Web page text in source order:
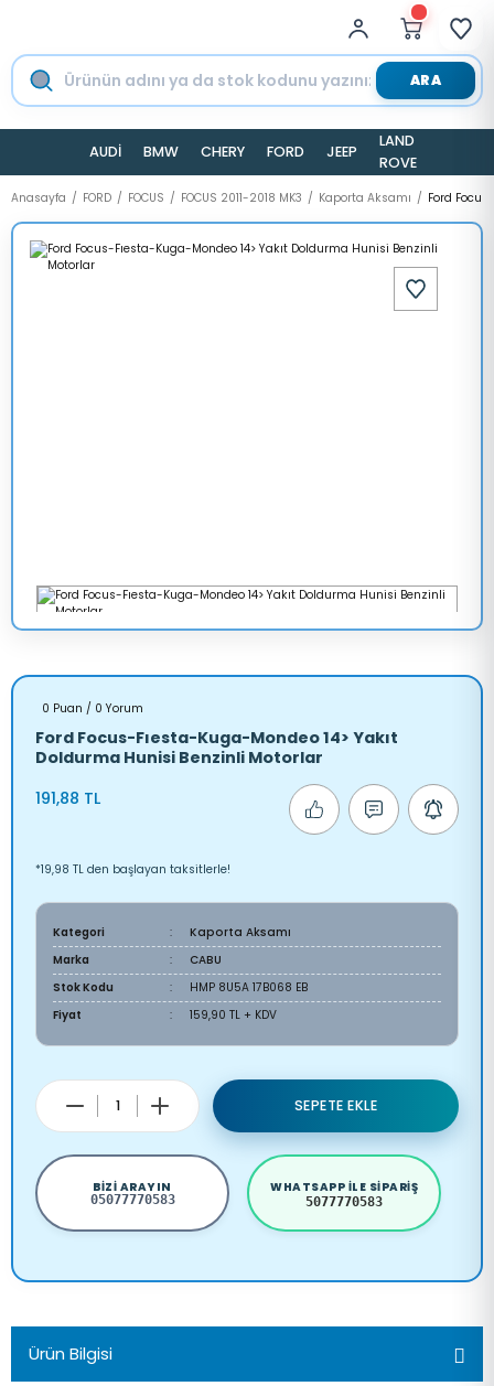
ARA
AUDİ BMW CHERY FORD JEEP
LAND
ROVER
Anasayfa FORD FOCUS FOCUS 2011-2018 MK3 Kaporta Aksamı Ford
0 Puan / 0 Yorum
Ford Focus-Fıesta-Kuga-Mondeo 14> Yakıt
Doldurma Hunisi Benzinli Motorlar
191,88 TL
*19,98 TL den başlayan taksitlerle!
Kategori
Kaporta Aksamı
Marka
CABU
Stok Kodu
HMP 8U5A 17B068 EB
Fiyat
159,90 TL + KDV
SEPETE EKLE
BIZI ARAYIN
05077770583
WHATSAPP ILE SIPARIŞ
5077770583
Ürün Bilgisi